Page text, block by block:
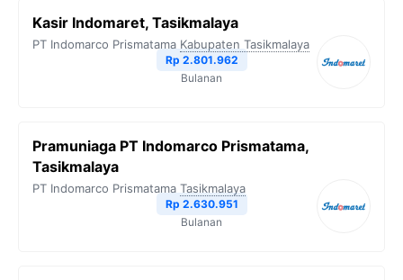
Kasir Indomaret, Tasikmalaya
PT Indomarco Prismatama Kabupaten Tasikmalaya
Rp 2.801.962
Bulanan
Pramuniaga PT Indomarco Prismatama,
Tasikmalaya
PT Indomarco Prismatama Tasikmalaya
Rp 2.630.951
Bulanan